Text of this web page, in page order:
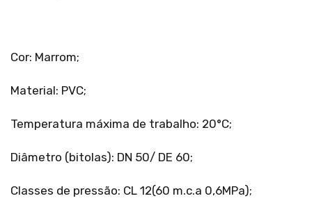
Cor: Marrom;
Material: PVC;
Temperatura máxima de trabalho: 20°C;
Diâmetro (bitolas): DN 50/ DE 60;
Classes de pressão: CL 12(60 m.c.a 0,6MPa);